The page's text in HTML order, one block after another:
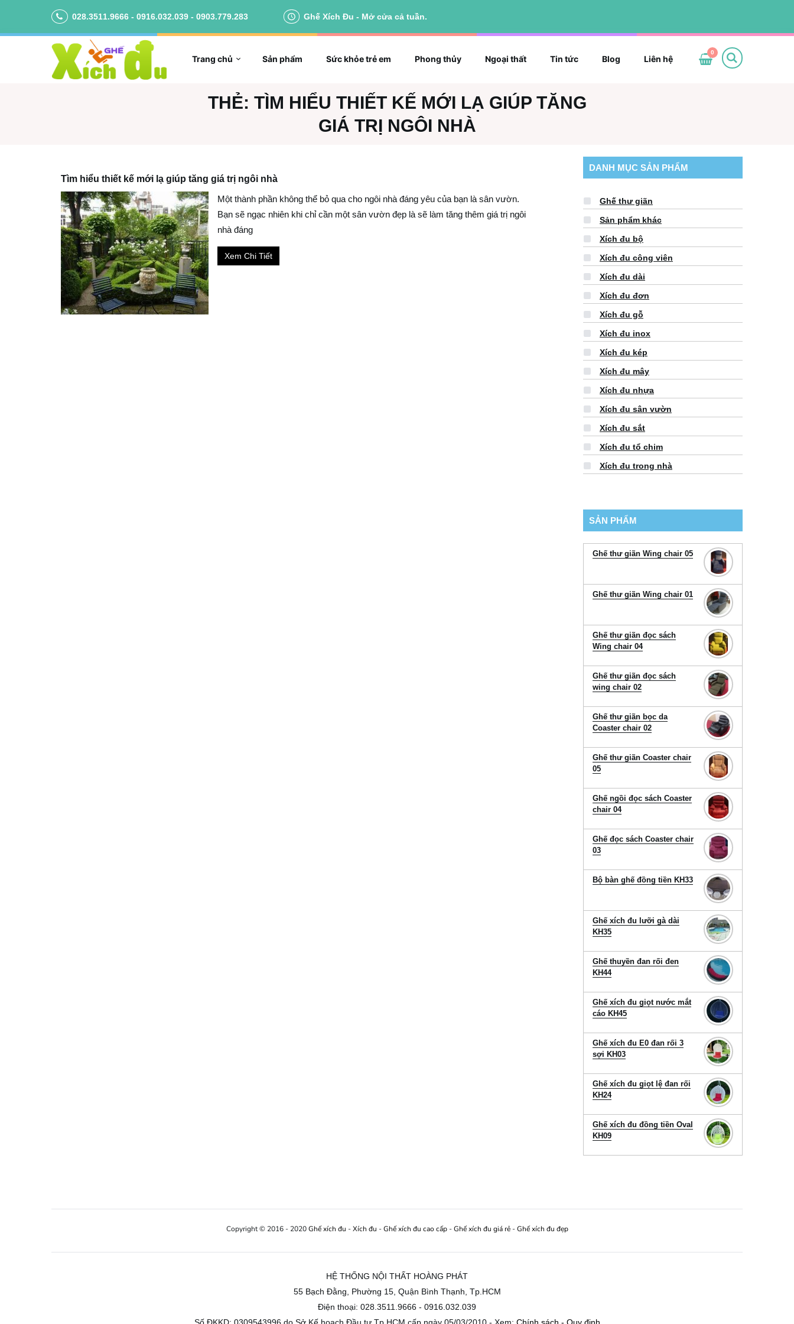
028.3511.9666 - 0916.032.039 - 0903.779.283 Ghế Xích Đu - Mở cửa cả tuần.
Trang chủ Sản phẩm Sức khỏe trẻ em Phong thủy Ngoại thất Tin tức Blog Liên hệ
0
THẺ: TÌM HIỂU THIẾT KẾ MỚI LẠ GIÚP TĂNG
GIÁ TRỊ NGÔI NHÀ
Tìm hiểu thiết kế mới lạ giúp tăng giá trị ngôi nhà
Một thành phần không thể bỏ qua cho ngôi nhà đáng yêu của bạn là sân vườn.
Bạn sẽ ngạc nhiên khi chỉ cần một sân vườn đẹp là sẽ làm tăng thêm giá trị ngôi
nhà đáng
Xem Chi Tiết
DANH MỤC SẢN PHẨM
Ghế thư giãn
Sản phẩm khác
Xích đu bộ
Xích đu công viên
Xích đu dài
Xích đu đơn
Xích đu gỗ
Xích đu inox
Xích đu kép
Xích đu mây
Xích đu nhựa
Xích đu sân vườn
Xích đu sắt
Xích đu tổ chim
Xích đu trong nhà
SẢN PHẨM
Ghế thư giãn Wing chair 05
Ghế thư giãn Wing chair 01
Ghế thư giãn đọc sách
Wing chair 04
Ghế thư giãn đọc sách
wing chair 02
Ghế thư giãn bọc da
Coaster chair 02
Ghế thư giãn Coaster chair
05
Ghế ngồi đọc sách Coaster
chair 04
Ghế đọc sách Coaster chair
03
Bộ bàn ghế đồng tiền KH33
Ghế xích đu lưỡi gà dài
KH35
Ghế thuyền đan rối đen
KH44
Ghế xích đu giọt nước mắt
cáo KH45
Ghế xích đu E0 đan rối 3
sợi KH03
Ghế xích đu giọt lệ đan rối
KH24
Ghế xích đu đồng tiền Oval
KH09
Copyright © 2016 - 2020Ghế xích đu -Xích đu -Ghế xích đu cao cấp-Ghế xích đu giá rẻ-Ghế xích đu đẹp
HỆ THỐNG NỘI THẤT HOÀNG PHÁT
55 Bạch Đằng, Phường 15, Quận Bình Thạnh, Tp.HCM
Điện thoại: 028.3511.9666 - 0916.032.039